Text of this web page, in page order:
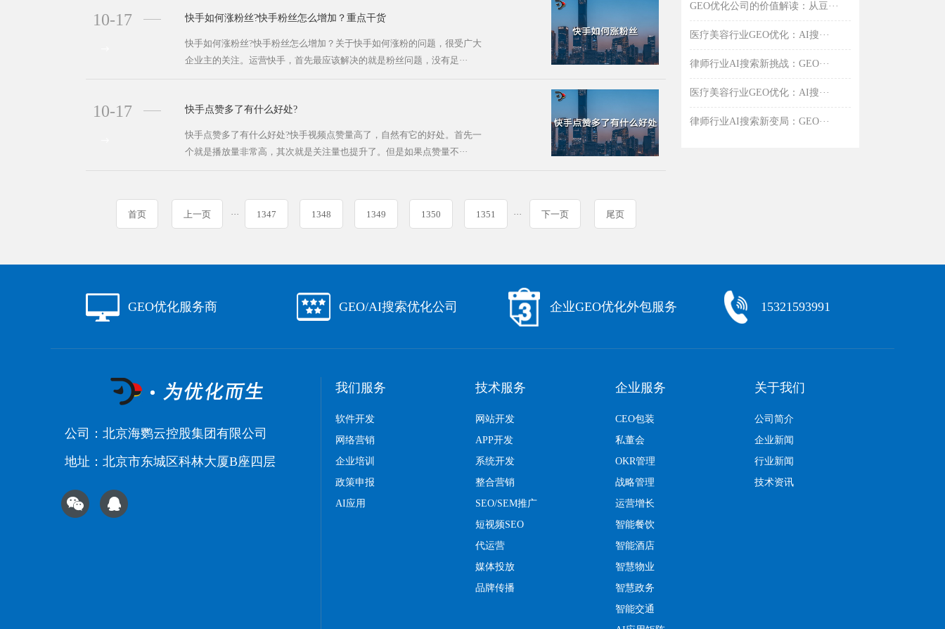
10-17 快手如何涨粉丝?快手粉丝怎么增加？重点干货
快手如何涨粉丝?快手粉丝怎么增加？关于快手如何涨粉的问题，很受广大
企业主的关注。运营快手，首先最应该解决的就是粉丝问题，没有足···
10-17 快手点赞多了有什么好处?
快手点赞多了有什么好处?快手视频点赞量高了，自然有它的好处。首先一
个就是播放量非常高，其次就是关注量也提升了。但是如果点赞量不···
首页 上一页 ··· 1347 1348 1349 1350 1351 ··· 下一页 尾页
GEO优化公司的价值解读：从豆···
医疗美容行业GEO优化：AI搜···
律师行业AI搜索新挑战：GEO···
医疗美容行业GEO优化：AI搜···
律师行业AI搜索新变局：GEO···
GEO优化服务商 GEO/AI搜索优化公司 企业GEO优化外包服务 15321593991
公司：北京海鹦云控股集团有限公司
地址：北京市东城区科林大厦B座四层
我们服务
软件开发
网络营销
企业培训
政策申报
AI应用
技术服务
网站开发
APP开发
系统开发
整合营销
SEO/SEM推广
短视频SEO
代运营
媒体投放
品牌传播
企业服务
CEO包装
私董会
OKR管理
战略管理
运营增长
智能餐饮
智能酒店
智慧物业
智慧政务
智能交通
关于我们
公司简介
企业新闻
行业新闻
技术资讯